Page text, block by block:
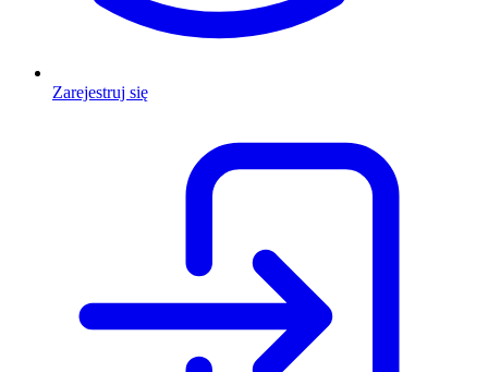
Zarejestruj się